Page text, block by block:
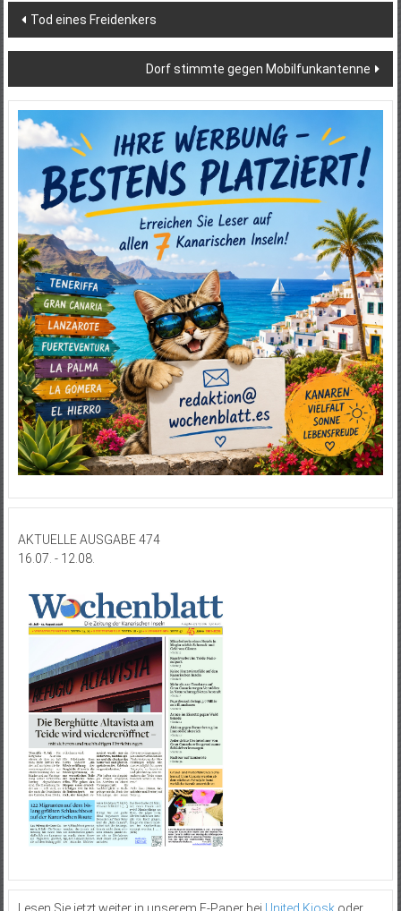
Beitragsnavigation
Tod eines Freidenkers
Dorf stimmte gegen Mobilfunkantenne
AKTUELLE AUSGABE 474
16.07. - 12.08.
Lesen Sie jetzt weiter in unserem E-Paper bei United Kioskoder